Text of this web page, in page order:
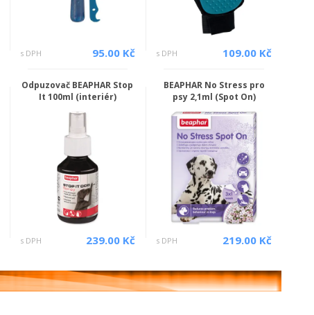
s DPH 95.00 Kč s DPH 109.00 Kč
Odpuzovač BEAPHAR Stop
It 100ml (interiér)
s DPH 239.00 Kč
BEAPHAR No Stress pro
psy 2,1ml (Spot On)
s DPH 219.00 Kč